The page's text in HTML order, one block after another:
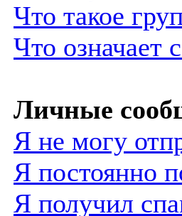
Что такое
Что означает
Личные
Я не могу
Я постоянно
Я получил